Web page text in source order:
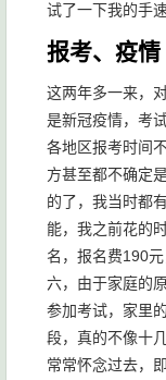
试了一下我的手
报考、疫情
这两年多一来，
是新冠疫情，考
各地区报考时间
方甚至都不确定
的了，我当时都
能，我之前花的
名，报名费190
六，由于家庭的
参加考试，家里
段，真的不像十
常常怀念过去，